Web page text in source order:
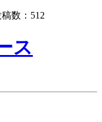
数： 512
ス